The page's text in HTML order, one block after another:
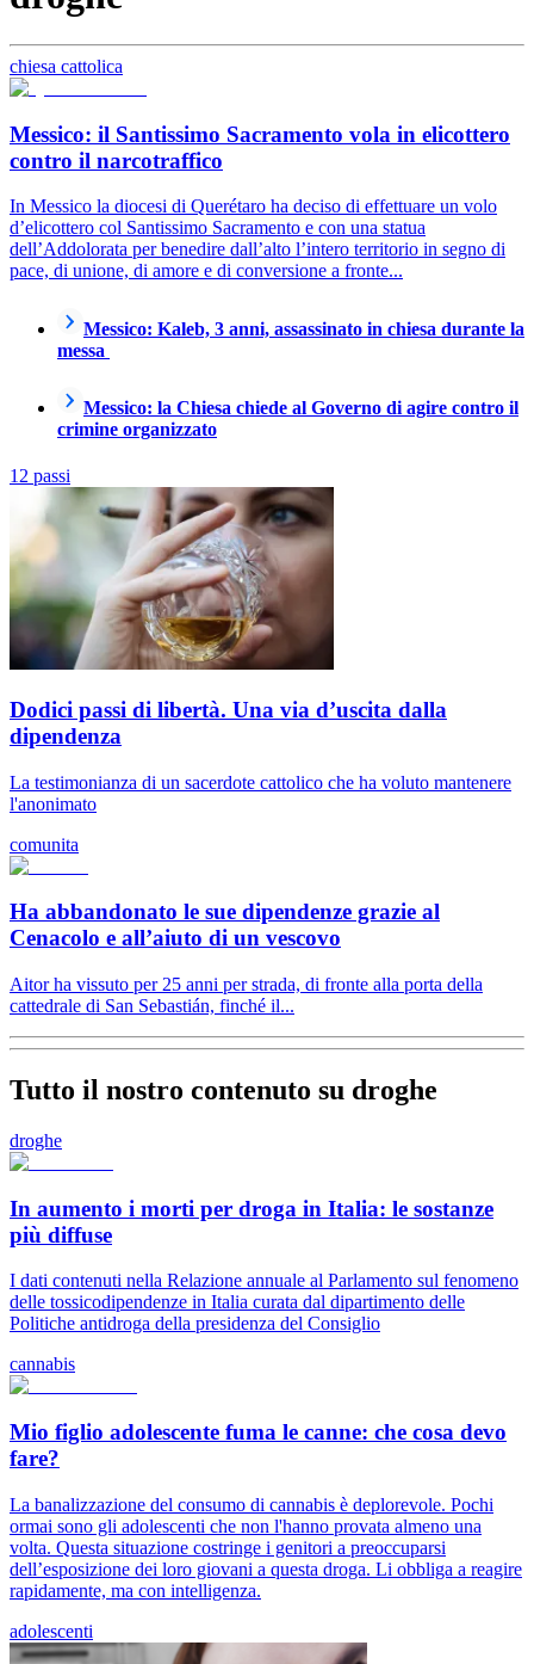
chiesa cattolica
Messico: il Santissimo Sacramento vola in elicottero
contro il narcotraffico
In Messico la diocesi di Querétaro ha deciso di effettuare un volo
d’elicottero col Santissimo Sacramento e con una statua
dell’Addolorata per benedire dall’alto l’intero territorio in segno di
pace, di unione, di amore e di conversione a fronte...
Messico: Kaleb, 3 anni, assassinato in chiesa durante la
messa
Messico: la Chiesa chiede al Governo di agire contro il
crimine organizzato
12 passi
Dodici passi di libertà. Una via d’uscita dalla
dipendenza
La testimonianza di un sacerdote cattolico che ha voluto mantenere
l'anonimato
comunita
Ha abbandonato le sue dipendenze grazie al
Cenacolo e all’aiuto di un vescovo
Aitor ha vissuto per 25 anni per strada, di fronte alla porta della
cattedrale di San Sebastián, finché il...
Tutto il nostro contenuto su droghe
droghe
In aumento i morti per droga in Italia: le sostanze
più diffuse
I dati contenuti nella Relazione annuale al Parlamento sul fenomeno
delle tossicodipendenze in Italia curata dal dipartimento delle
Politiche antidroga della presidenza del Consiglio
cannabis
Mio figlio adolescente fuma le canne: che cosa devo
fare?
La banalizzazione del consumo di cannabis è deplorevole. Pochi
ormai sono gli adolescenti che non l'hanno provata almeno una
volta. Questa situazione costringe i genitori a preoccuparsi
dell’esposizione dei loro giovani a questa droga. Li obbliga a reagire
rapidamente, ma con intelligenza.
adolescenti